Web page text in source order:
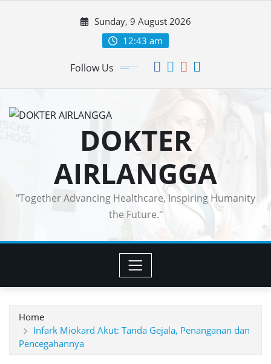
Sunday, 9 August 2026
12:43 am
Follow Us
DOKTER
AIRLANGGA
"Together Advancing Healthcare, Inspiring Humanity
the Future."
Home
Infark Miokard Akut: Tanda Gejala, Penanganan dan
Pencegahannya